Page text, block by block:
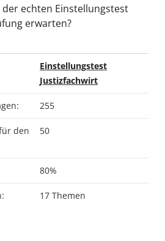
echten Einstellungstest
erwarten?
Einstellungstest
Justizfachwirt
255
den
50
80%
17 Themen